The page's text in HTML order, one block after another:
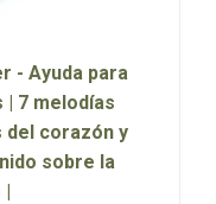
- Ayuda para
| 7 melodías
del corazón y
sobre la
|